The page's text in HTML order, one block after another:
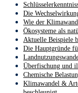
Die
Wie der
Ökosysteme als
Aktuelle Beispiele
Die Hauptgründe
Überfischung und
Chemische
Klimawandel &